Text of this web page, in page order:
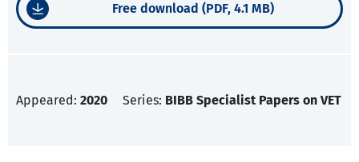
Free download (PDF, 4.1 MB)
Appeared: 2020 Series: BIBB Specialist Papers on VET